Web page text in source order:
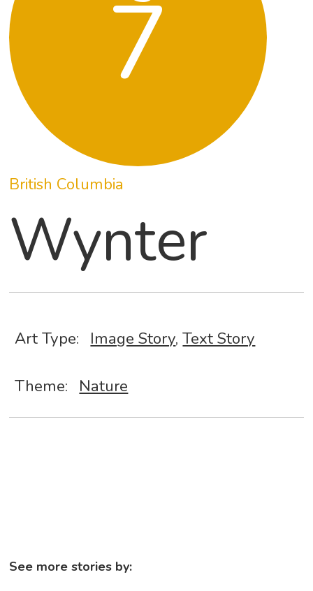
7
British Columbia
Wynter
Art Type: Image Story,Text Story
Theme: Nature
See more stories by: